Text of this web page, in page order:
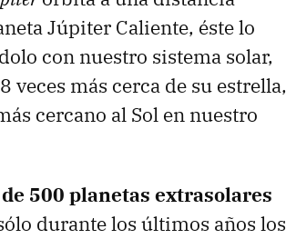
Júpiter Caliente, éste lo
con nuestro sistema solar,
más cerca de su estrella,
cercano al Sol en nuestro
500 planetas extrasolares
durante los últimos años los